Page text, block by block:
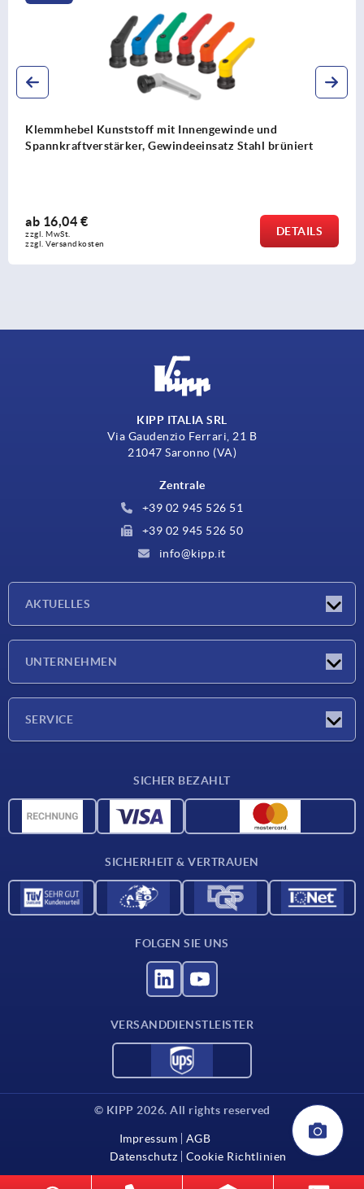
und
brüniert
DETAILS
Klemmhebel Zinkdruckguss, flach,
Gewindeeinsatz Edelstahl
KIPP ITALIA SRL
Via Gaudenzio Ferrari, 21 B
21047 Saronno (VA)
Zentrale
+39 02 945 526 51
+39 02 945 526 50
info@kipp.it
AKTUELLES
UNTERNEHMEN
SERVICE
CAD-Daten
SICHER BEZAHLT
SICHERHEIT & VERTRAUEN
FOLGEN SIE UNS
VERSANDDIENSTLEISTER
© KIPP 2026. All rights reserved
Impressum
AGB
Datenschutz
Cookie Richtlinien